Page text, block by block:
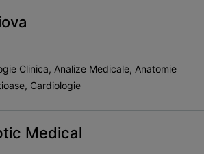
Clinica, Analize Medicale, Anatomie
Cardiologie
Medical